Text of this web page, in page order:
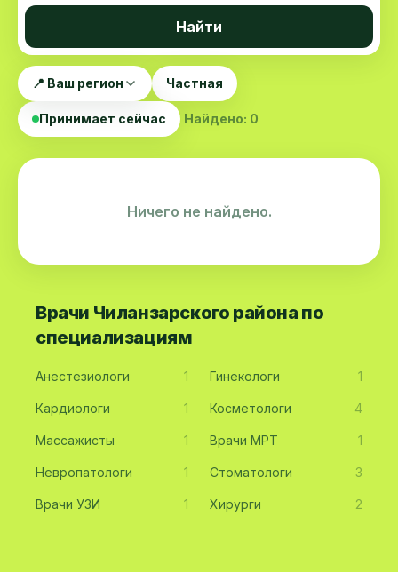
Найти
📍 Ваш регион Частная
Принимает сейчас Найдено: 0
Ничего не найдено.
Врачи Чиланзарского района по
специализациям
Анестезиологи 1 Гинекологи 1
Кардиологи 1 Косметологи 4
Массажисты 1 Врачи МРТ 1
Невропатологи 1 Стоматологи 3
Врачи УЗИ 1 Хирурги 2